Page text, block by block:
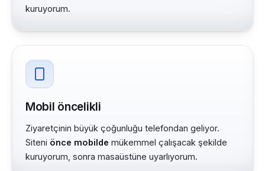
kuruyorum.
Mobil öncelikli
Ziyaretçinin büyük çoğunluğu telefondan geliyor.
Siteni önce mobilde mükemmel çalışacak şekilde
kuruyorum, sonra masaüstüne uyarlıyorum.